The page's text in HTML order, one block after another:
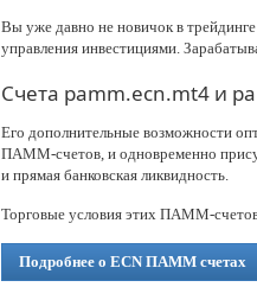
Вы уже давно не новичок в
управления инвестициями.
Счета pamm.ecn.mt4 и
Его дополнительные возможности
ПАММ-счетов, и одновременно
и прямая банковская ликвидность.
Торговые условия этих ПАММ-
Подробнее о ECN ПАММ счетах